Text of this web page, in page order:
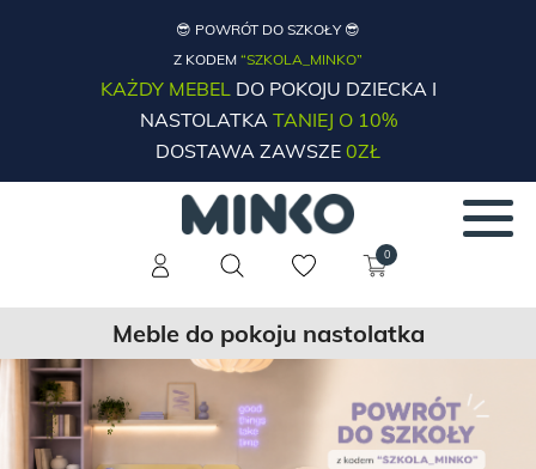
😎 POWRÓT DO SZKOŁY 😎
Z KODEM “SZKOLA_MINKO”
KAŻDY MEBELDO POKOJU DZIECKA I
NASTOLATKATANIEJ O 10%
DOSTAWA ZAWSZE 0ZŁ
0
Meble do pokoju nastolatka